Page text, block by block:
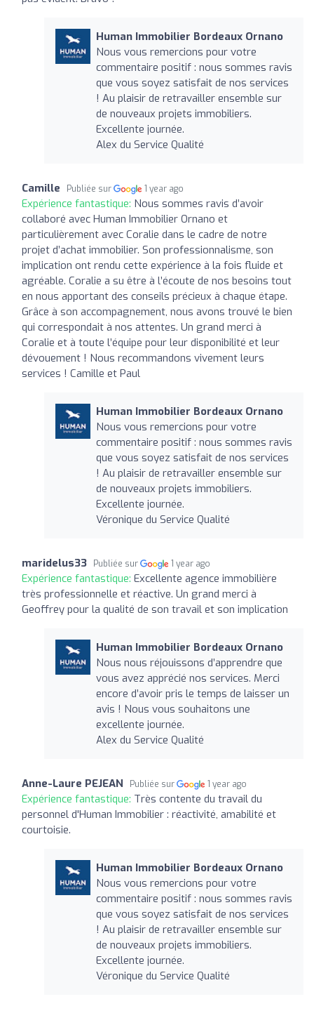
Human Immobilier Bordeaux Ornano
Nous vous remercions pour votre
commentaire positif : nous sommes ravis
que vous soyez satisfait de nos services
! Au plaisir de retravailler ensemble sur
de nouveaux projets immobiliers.
Excellente journée.
Alex du Service Qualité
Camille Publiée sur 1 year ago
Expérience fantastique: Nous sommes ravis d’avoir
collaboré avec Human Immobilier Ornano et
particulièrement avec Coralie dans le cadre de notre
projet d’achat immobilier. Son professionnalisme, son
implication ont rendu cette expérience à la fois fluide et
agréable. Coralie a su être à l’écoute de nos besoins tout
en nous apportant des conseils précieux à chaque étape.
Grâce à son accompagnement, nous avons trouvé le bien
qui correspondait à nos attentes. Un grand merci à
Coralie et à toute l’équipe pour leur disponibilité et leur
dévouement ! Nous recommandons vivement leurs
services ! Camille et Paul
Human Immobilier Bordeaux Ornano
Nous vous remercions pour votre
commentaire positif : nous sommes ravis
que vous soyez satisfait de nos services
! Au plaisir de retravailler ensemble sur
de nouveaux projets immobiliers.
Excellente journée.
Véronique du Service Qualité
maridelus33 Publiée sur 1 year ago
Expérience fantastique: Excellente agence immobilière
très professionnelle et réactive. Un grand merci à
Geoffrey pour la qualité de son travail et son implication
Human Immobilier Bordeaux Ornano
Nous nous réjouissons d’apprendre que
vous avez apprécié nos services. Merci
encore d’avoir pris le temps de laisser un
avis ! Nous vous souhaitons une
excellente journée.
Alex du Service Qualité
Anne-Laure PEJEAN Publiée sur 1 year ago
Expérience fantastique: Très contente du travail du
personnel d'Human Immobilier : réactivité, amabilité et
courtoisie.
Human Immobilier Bordeaux Ornano
Nous vous remercions pour votre
commentaire positif : nous sommes ravis
que vous soyez satisfait de nos services
! Au plaisir de retravailler ensemble sur
de nouveaux projets immobiliers.
Excellente journée.
Véronique du Service Qualité